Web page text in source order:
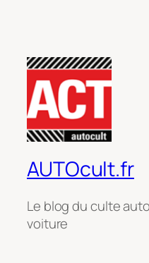
AUTOcult.fr
Le blog du culte
voiture